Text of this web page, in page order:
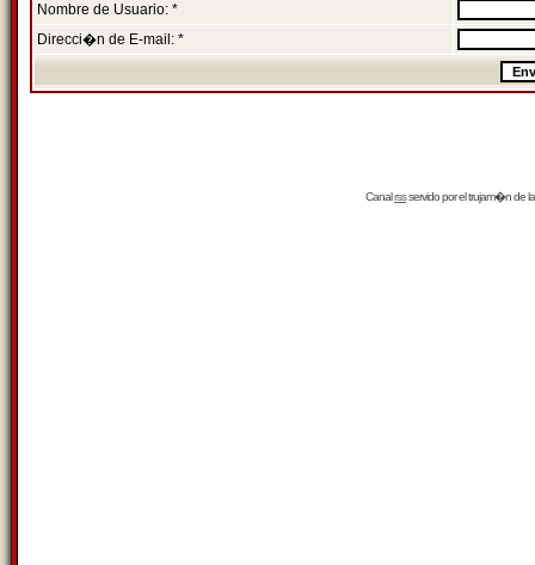
Nombre de Usuario: *
Direcci�n de E-mail: *
Canalrssservido por eltrujam�nde